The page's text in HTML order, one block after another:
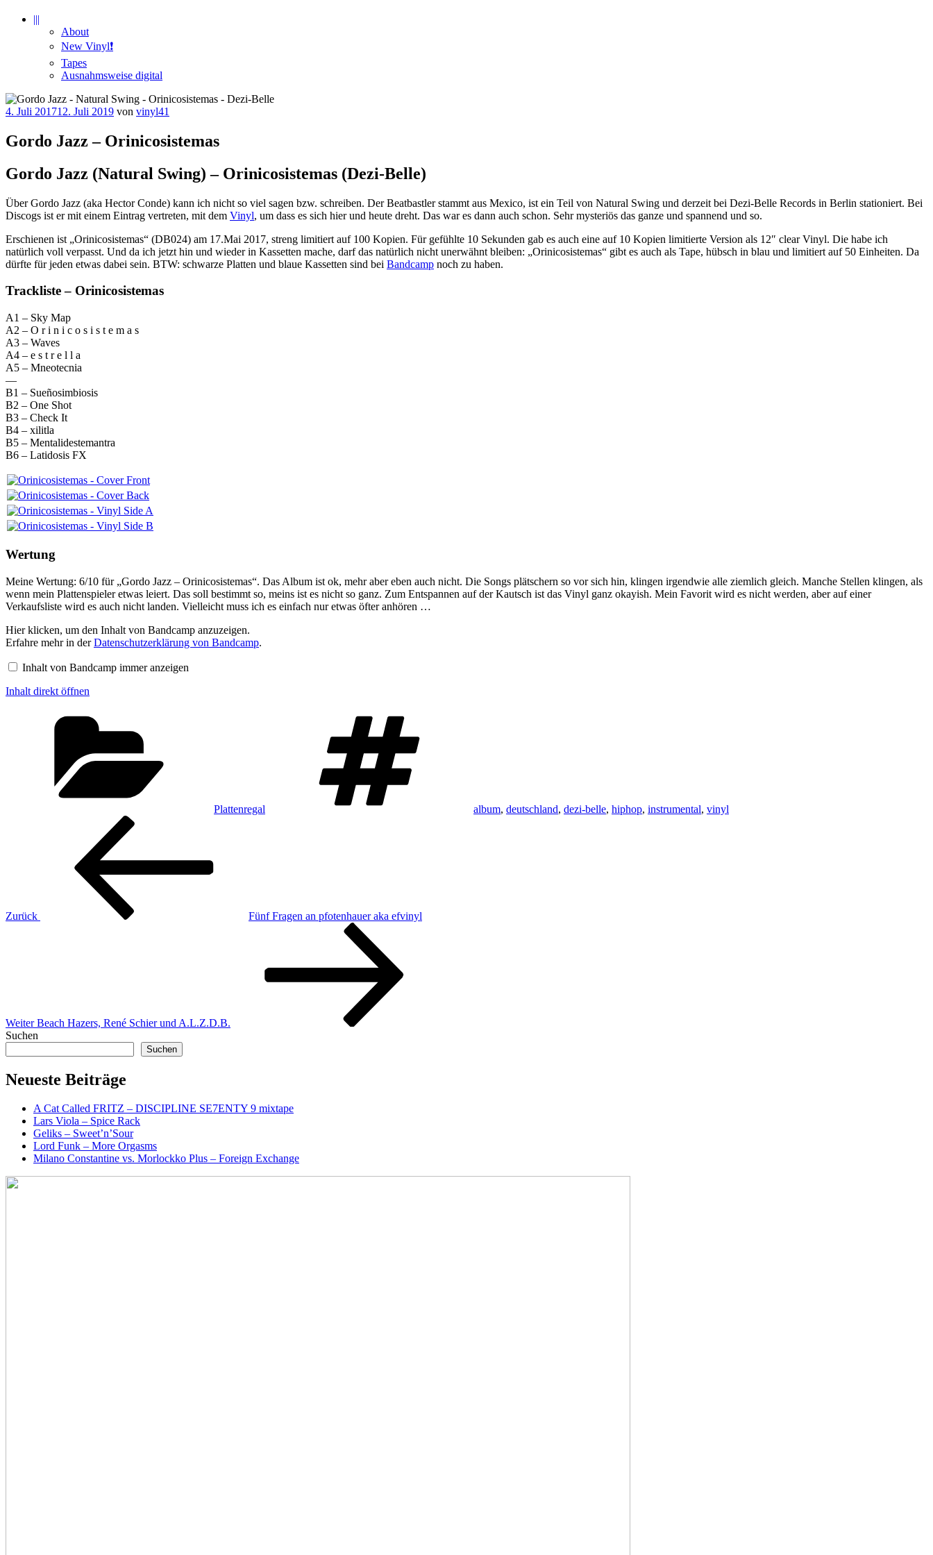
|||
About
New Vinyl❗️
Tapes
Ausnahmsweise digital
Veröffentlicht
4. Juli 201712. Juli 2019 von vinyl41
Gordo Jazz – Orinicosistemas
Gordo Jazz (Natural Swing) – Orinicosistemas (Dezi-Belle)
Über Gordo Jazz (aka Hector Conde) kann ich nicht so viel sagen bzw. schreiben. Der Beatbastler stammt aus Mexico, ist ein Teil von Natural Swing und derzeit bei Dezi-Belle Records in Berlin stationiert. Bei
Discogs ist er mit einem Eintrag vertreten, mit dem Vinyl, um dass es sich hier und heute dreht. Das war es dann auch schon. Sehr mysteriös das ganze und spannend und so.
Erschienen ist „Orinicosistemas“ (DB024) am 17.Mai 2017, streng limitiert auf 100 Kopien. Für gefühlte 10 Sekunden gab es auch eine auf 10 Kopien limitierte Version als 12″ clear Vinyl. Die habe ich
natürlich voll verpasst. Und da ich jetzt hin und wieder in Kassetten mache, darf das natürlich nicht unerwähnt bleiben: „Orinicosistemas“ gibt es auch als Tape, hübsch in blau und limitiert auf 50 Einheiten. Da
dürfte für jeden etwas dabei sein. BTW: schwarze Platten und blaue Kassetten sind bei Bandcamp noch zu haben.
Trackliste – Orinicosistemas
A1 – Sky Map
A2 – O r i n i c o s i s t e m a s
A3 – Waves
A4 – e s t r e l l a
A5 – Mneotecnia
—
B1 – Sueñosimbiosis
B2 – One Shot
B3 – Check It
B4 – xilitla
B5 – Mentalidestemantra
B6 – Latidosis FX
Wertung
Meine Wertung: 6/10 für „Gordo Jazz – Orinicosistemas“. Das Album ist ok, mehr aber eben auch nicht. Die Songs plätschern so vor sich hin, klingen irgendwie alle ziemlich gleich. Manche Stellen klingen, als
wenn mein Plattenspieler etwas leiert. Das soll bestimmt so, meins ist es nicht so ganz. Zum Entspannen auf der Kautsch ist das Vinyl ganz okayish. Mein Favorit wird es nicht werden, aber auf einer
Verkaufsliste wird es auch nicht landen. Vielleicht muss ich es einfach nur etwas öfter anhören …
Inhalt
von
Bandcamp
Hier klicken, um den Inhalt von Bandcamp anzuzeigen.
Erfahre mehr in derDatenschutzerklärung von Bandcamp.
Inhalt von Bandcamp immer anzeigen
Inhalt direkt öffnen
Plattenregal album, deutschland, dezi-belle, hiphop, instrumental, vinyl
Beitragsnavigation
Zurück
Fünf Fragen an pfotenhauer aka efvinyl
Weiter Beach Hazers, René Schier und A.L.Z.D.B.
Suchen
Suchen
Neueste Beiträge
A Cat Called FRITZ – DISCIPLINE SE7ENTY 9 mixtape
Lars Viola – Spice Rack
Geliks – Sweet’n’Sour
Lord Funk – More Orgasms
Milano Constantine vs. Morlockko Plus – Foreign Exchange